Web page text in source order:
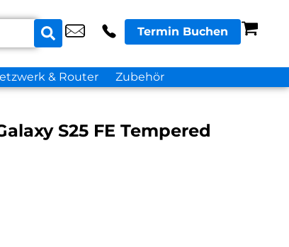
Termin Buchen
& Router Zubehör
S25 FE Tempered